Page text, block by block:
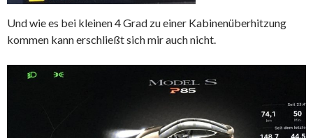
Und wie es bei kleinen 4 Grad zu einer Kabinenüberhitzung
kommen kann erschließt sich mir auch nicht.